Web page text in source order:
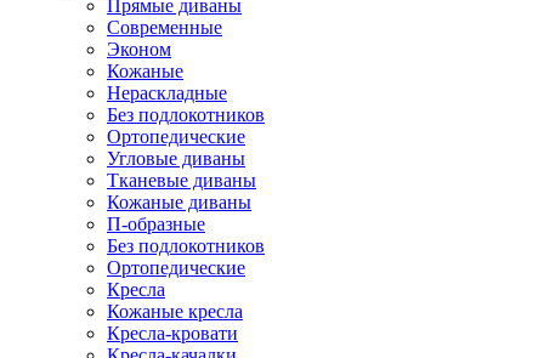
Прямые диваны
Современные
Эконом
Кожаные
Нераскладные
Без подлокотников
Ортопедические
Угловые диваны
Тканевые диваны
Кожаные диваны
П-образные
Без подлокотников
Ортопедические
Кресла
Кожаные кресла
Кресла-кровати